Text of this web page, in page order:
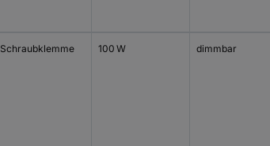
Schraubklemme 100 W dimmbar